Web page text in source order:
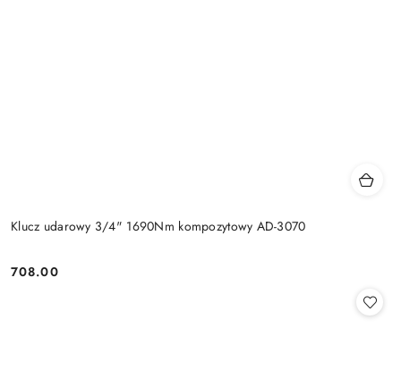
Klucz udarowy 3/4" 1690Nm kompozytowy AD-3070
Cena:
708.00